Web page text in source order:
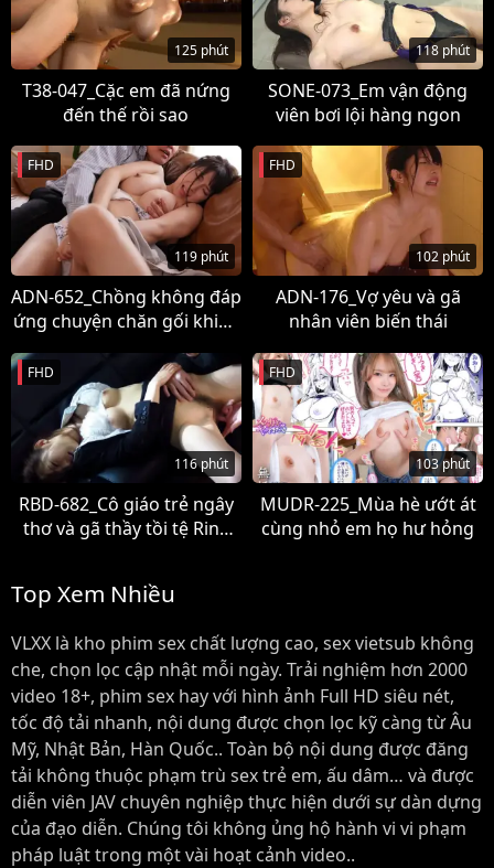
125 phút
T38-047_Cặc em đã nứng
đến thế rồi sao
118 phút
SONE-073_Em vận động
viên bơi lội hàng ngon
FHD
119 phút
ADN-652_Chồng không đáp
ứng chuyện chăn gối khiến
FHD
102 phút
ADN-176_Vợ yêu và gã
nhân viên biến thái
FHD
116 phút
RBD-682_Cô giáo trẻ ngây
thơ và gã thầy tồi tệ Rina
FHD
103 phút
MUDR-225_Mùa hè ướt át
cùng nhỏ em họ hư hỏng
Top Xem Nhiều
VLXX là kho phim sex chất lượng cao, sex vietsub không
che, chọn lọc cập nhật mỗi ngày. Trải nghiệm hơn 2000
video 18+, phim sex hay với hình ảnh Full HD siêu nét,
tốc độ tải nhanh, nội dung được chọn lọc kỹ càng từ Âu
Mỹ, Nhật Bản, Hàn Quốc.. Toàn bộ nội dung được đăng
tải không thuộc phạm trù sex trẻ em, ấu dâm… và được
diễn viên JAV chuyên nghiệp thực hiện dưới sự dàn dựng
của đạo diễn. Chúng tôi không ủng hộ hành vi vi phạm
pháp luật trong một vài hoạt cảnh video..